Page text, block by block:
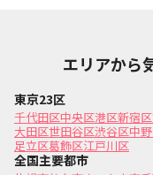
エリアから
東京23区
千代田区中央区港区新宿区
大田区世田谷区渋谷区中
足立区葛飾区江戸川区
全国主要都市